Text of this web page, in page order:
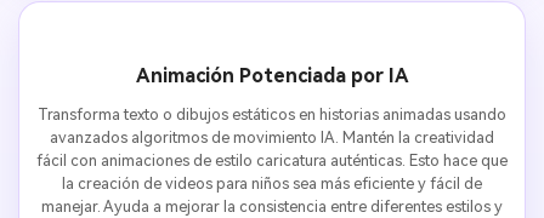
Animación Potenciada por IA
Transforma texto o dibujos estáticos en historias animadas usando
avanzados algoritmos de movimiento IA. Mantén la creatividad
fácil con animaciones de estilo caricatura auténticas. Esto hace que
la creación de videos para niños sea más eficiente y fácil de
manejar. Ayuda a mejorar la consistencia entre diferentes estilos y